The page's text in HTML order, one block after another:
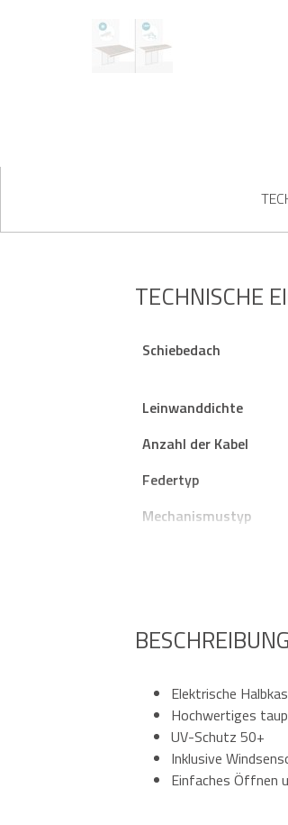
TECHNISCHE
Schiebedach
Leinwanddichte
Anzahl der Kabel
Federtyp
Mechanismustyp
BESCHREIBUNG
Elektrische
Hochwertiges
UV-Schutz 50+
Inklusive
Einfaches Öffnen